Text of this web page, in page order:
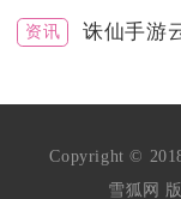
资讯
Copyright ©
雪狐网